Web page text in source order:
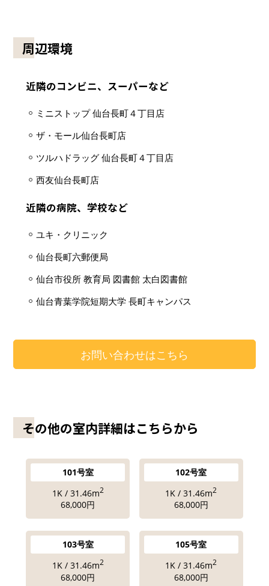
周辺環境
近隣のコンビニ、スーパーなど
ミニストップ 仙台長町４丁目店
ザ・モール仙台長町店
ツルハドラッグ 仙台長町４丁目店
西友仙台長町店
近隣の病院、学校など
ユキ・クリニック
仙台長町六郵便局
仙台市役所 教育局 図書館 太白図書館
仙台青葉学院短期大学 長町キャンパス
お問い合わせはこちら
その他の室内詳細はこちらから
101号室
1K / 31.46m2
68,000円
102号室
1K / 31.46m2
68,000円
103号室
1K / 31.46m2
68,000円
105号室
1K / 31.46m2
68,000円